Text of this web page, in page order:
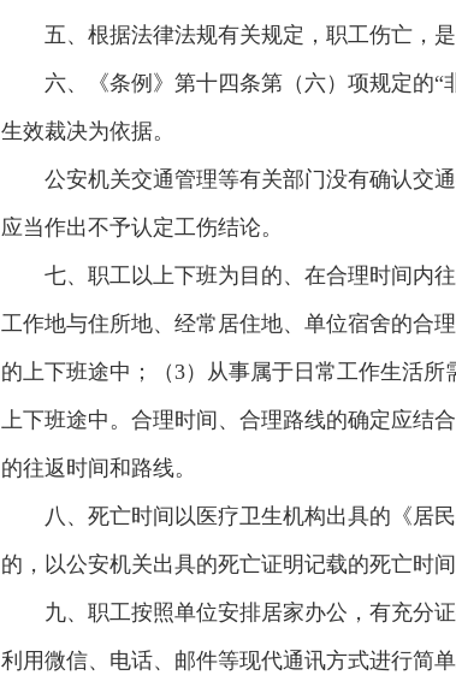
五、根据法律法规有关规定，职工伤亡，
六、《条例》第十四条第（六）项规定的
生效裁决为依据。
公安机关交通管理等有关部门没有确认交
应当作出不予认定工伤结论。
七、职工以上下班为目的、在合理时间内
工作地与住所地、经常居住地、单位宿舍的合
的上下班途中；（3）从事属于日常工作生活
上下班途中。合理时间、合理路线的确定应结
的往返时间和路线。
八、死亡时间以医疗卫生机构出具的《居
的，以公安机关出具的死亡证明记载的死亡时
九、职工按照单位安排居家办公，有充分
利用微信、电话、邮件等现代通讯方式进行简